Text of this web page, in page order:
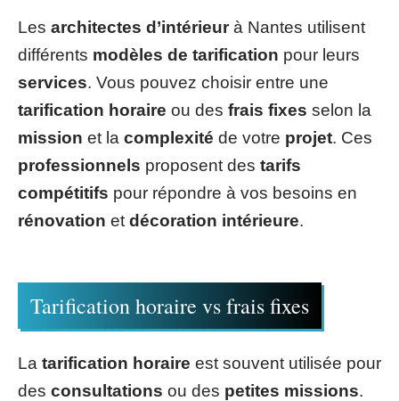
Les architectes d’intérieurà Nantes utilisent
différents modèles de tarification pour leurs
services. Vous pouvez choisir entre une
tarification horaire ou des frais fixes selon la
mission et la complexité de votre projet. Ces
professionnels proposent des tarifs
compétitifs pour répondre à vos besoins en
rénovation et décoration intérieure.
Tarification horaire vs frais fixes
La tarification horaire est souvent utilisée pour
des consultations ou des petites missions.